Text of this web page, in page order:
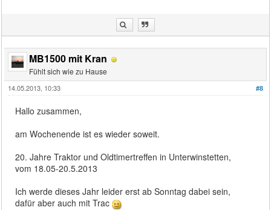
MB1500 mit Kran
Fühlt sich wie zu Hause
#8
14.05.2013, 10:33
Hallo zusammen,
am Wochenende ist es wieder soweit.
20. Jahre Traktor und Oldtimertreffen in Unterwinstetten,
vom 18.05-20.5.2013
Ich werde dieses Jahr leider erst ab Sonntag dabei sein,
dafür aber auch mit Trac